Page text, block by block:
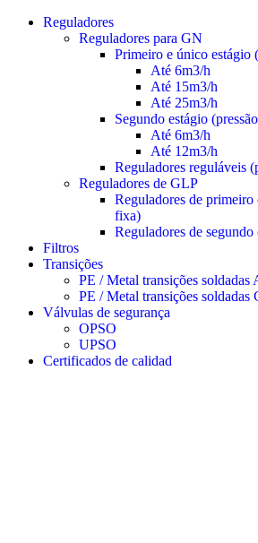
Reguladores
Reguladores para GN
Primeiro e único estágio
Até 6m3/h
Até 15m3/h
Até 25m3/h
Segundo estágio
Até 6m3/h
Até 12m3/h
Reguladores reguláveis
Reguladores de GLP
Reguladores de primeiro
fixa)
Reguladores de
Filtros
Transições
PE / Metal transições soldadas
PE / Metal transições soldadas
Válvulas de segurança
OPSO
UPSO
Certificados de calidad